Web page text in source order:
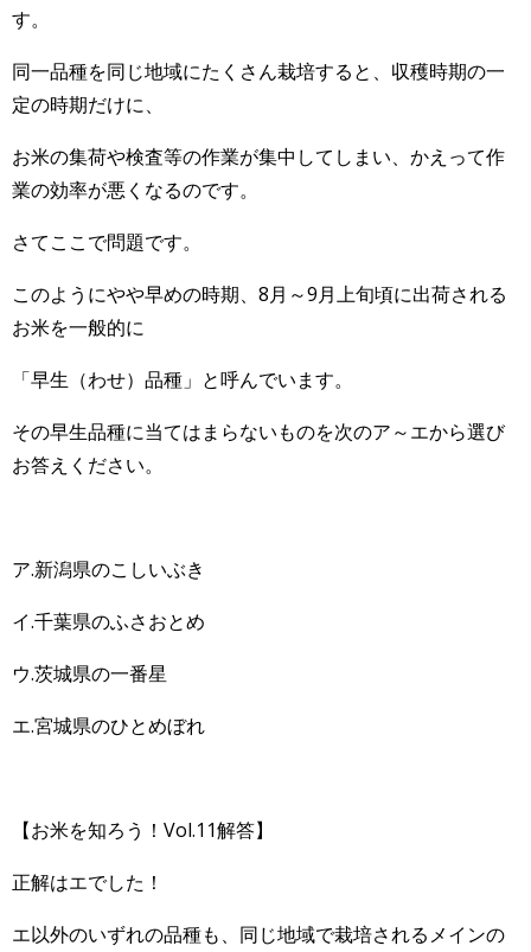
す。
同一品種を同じ地域にたくさん栽培すると、収穫時期の一
定の時期だけに、
お米の集荷や検査等の作業が集中してしまい、かえって作
業の効率が悪くなるのです。
さてここで問題です。
このようにやや早めの時期、8月～9月上旬頃に出荷される
お米を一般的に
「早生（わせ）品種」と呼んでいます。
その早生品種に当てはまらないものを次のア～エから選び
お答えください。
ア.新潟県のこしいぶき
イ.千葉県のふさおとめ
ウ.茨城県の一番星
エ.宮城県のひとめぼれ
【お米を知ろう！Vol.11解答】
正解はエでした！
エ以外のいずれの品種も、同じ地域で栽培されるメインの